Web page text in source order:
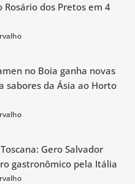
Rosário dos Pretos em 4
no Boia ganha novas
sabores da Ásia ao Horto
Gero Salvador
gastronômico pela Itália